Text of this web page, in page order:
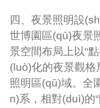
四、夜景照明
世博園區(qū)夜景
景空間布局上以“點
(luò)化的夜景觀格
照明區(qū)域。全
n)系，相對(duì)